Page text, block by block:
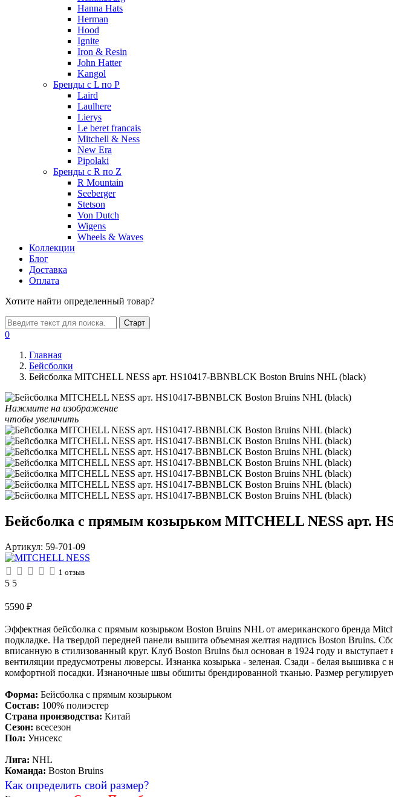
Hanna Hats
Herman
Hood
Ignite
Iron & Resin
John Hatter
Kangol
Бренды с L по P
Laird
Laulhere
Lierys
Le beret francais
Mitchell & Ness
New Era
Pipolaki
Бренды с R по Z
R Mountain
Seeberger
Stetson
Von Dutch
Wigens
Wheels & Waves
Коллекции
Блог
Доставка
Оплата
Хотите найти определенный товар?
Старт
0
Главная
Бейсболки
Бейсболка MITCHELL NESS арт. HS10417-BBNBLCK Boston Bruins NHL (black)
Нажмите на изображение
чтобы увеличить
Бейсболка с прямым козырьком MITCHELL NESS арт.
Артикул: 59-701-09
1 отзыв
5 5
5590 ₽
Эффектная бейсболка с прямым козырьком Boston Bruins NHL от американского бренда
подкладке. На твердой передней панели вышита объемная желтая надпись Boston Bruins.
вписанную в стилизованный круг. Клуб Boston Bruins был основан в 1924 году и
вентиляции предусмотрены люверсы. Изнанка козырька - зеленая. Сзади - белая вышивка
комфортной посадки. Изнаночные швы обшиты брендированной тканью. Размер
Форма: Бейсболка с прямым козырьком
Состав: 100% полиэстер
Страна производства: Китай
Сезон: всесезон
Пол: Унисекс
Лига: NHL
Команда: Boston Bruins
Как определить свой размер?